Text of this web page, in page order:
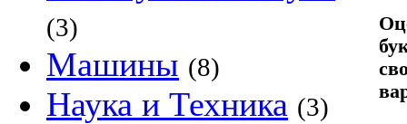
(3)
Машины (8)
Наука и Техника (3)